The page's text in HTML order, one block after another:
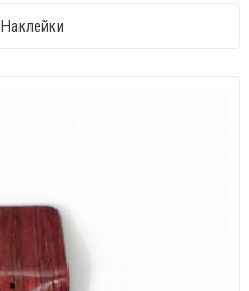
Наклейки